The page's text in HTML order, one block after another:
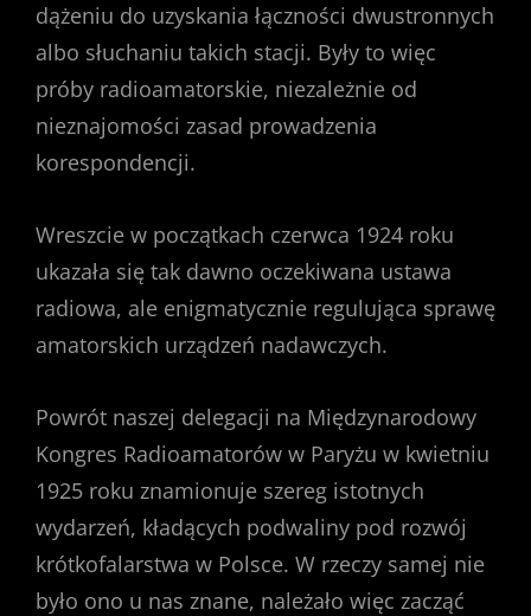
dążeniu do uzyskania łączności dwustronnych
albo słuchaniu takich stacji. Były to więc
próby radioamatorskie, niezależnie od
nieznajomości zasad prowadzenia
korespondencji.
Wreszcie w początkach czerwca 1924 roku
ukazała się tak dawno oczekiwana ustawa
radiowa, ale enigmatycznie regulująca sprawę
amatorskich urządzeń nadawczych.
Powrót naszej delegacji na Międzynarodowy
Kongres Radioamatorów w Paryżu w kwietniu
1925 roku znamionuje szereg istotnych
wydarzeń, kładących podwaliny pod rozwój
krótkofalarstwa w Polsce. W rzeczy samej nie
było ono u nas znane, należało więc zacząć